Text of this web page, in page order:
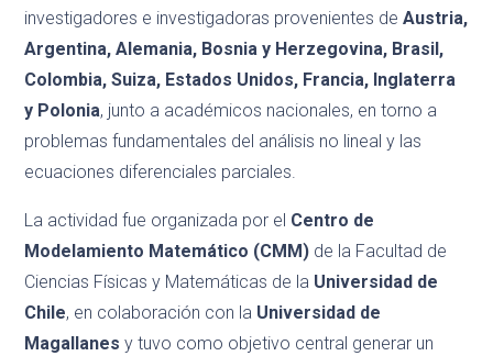
investigadores e investigadoras provenientes deAustria,
Argentina, Alemania, Bosnia y Herzegovina, Brasil,
Colombia, Suiza, Estados Unidos, Francia, Inglaterra
y Polonia, junto a académicos nacionales, en torno a
problemas fundamentales del análisis no lineal y las
ecuaciones diferenciales parciales.
La actividad fue organizada por el Centro de
Modelamiento Matemático (CMM) de la Facultad de
Ciencias Físicas y Matemáticas de la Universidad de
Chile, en colaboración con la Universidad de
Magallanes y tuvo como objetivo central generar un